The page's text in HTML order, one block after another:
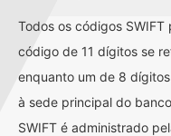
Todos os códigos SWIFT
código de 11 dígitos se
enquanto um de 8
à sede principal do
SWIFT é administrado